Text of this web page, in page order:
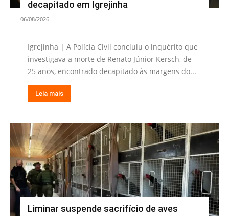
decapitado em Igrejinha
06/08/2026
Igrejinha | A Polícia Civil concluiu o inquérito que
investigava a morte de Renato Júnior Kersch, de
25 anos, encontrado decapitado às margens do...
Leia mais
Liminar suspende sacrifício de aves